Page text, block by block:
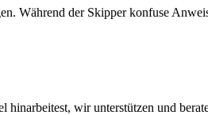
Während der Skipper konfuse
wir unterstützen und